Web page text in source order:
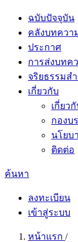
ฉบับปัจจุบัน
คลังบทควา
ประกาศ
การส่งบทค
จริยธรรมส
เกี่ยวกับ
เกี่ยว
กองบ
นโยบ
ติดต่อ
ค้นหา
ลงทะเบียน
เข้าสู่ระบบ
หน้าแรก /